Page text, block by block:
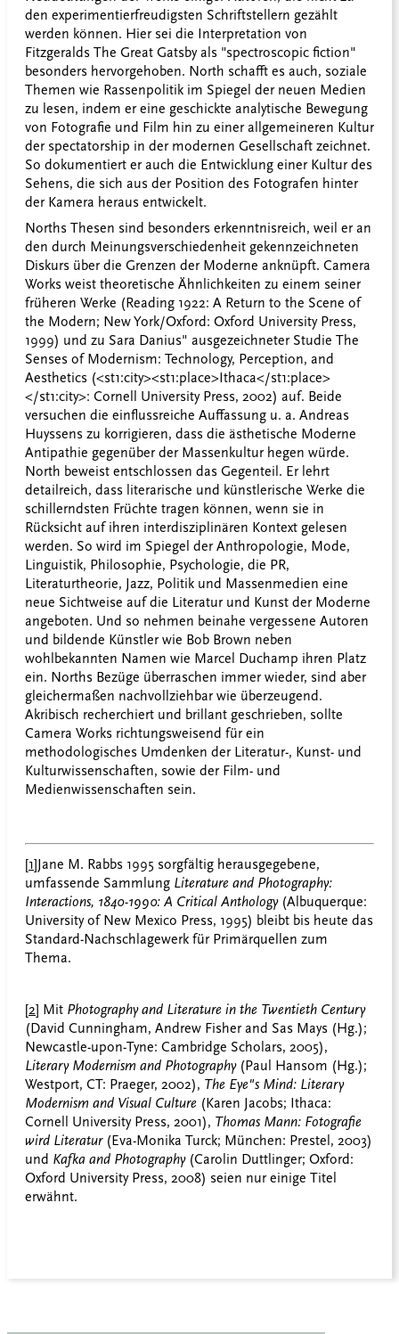
den experimentierfreudigsten Schriftstellern gezählt
werden können. Hier sei die Interpretation von
Fitzgeralds The Great Gatsby als "spectroscopic fiction"
besonders hervorgehoben. North schafft es auch, soziale
Themen wie Rassenpolitik im Spiegel der neuen Medien
zu lesen, indem er eine geschickte analytische Bewegung
von Fotografie und Film hin zu einer allgemeineren Kultur
der spectatorship in der modernen Gesellschaft zeichnet.
So dokumentiert er auch die Entwicklung einer Kultur des
Sehens, die sich aus der Position des Fotografen hinter
der Kamera heraus entwickelt.
Norths Thesen sind besonders erkenntnisreich, weil er an
den durch Meinungsverschiedenheit gekennzeichneten
Diskurs über die Grenzen der Moderne anknüpft. Camera
Works weist theoretische Ähnlichkeiten zu einem seiner
früheren Werke (Reading 1922: A Return to the Scene of
the Modern; New York/Oxford: Oxford University Press,
1999) und zu Sara Danius" ausgezeichneter Studie The
Senses of Modernism: Technology, Perception, and
Aesthetics (<st1:city><st1:place>Ithaca</st1:place>
</st1:city>: Cornell University Press, 2002) auf. Beide
versuchen die einflussreiche Auffassung u. a. Andreas
Huyssens zu korrigieren, dass die ästhetische Moderne
Antipathie gegenüber der Massenkultur hegen würde.
North beweist entschlossen das Gegenteil. Er lehrt
detailreich, dass literarische und künstlerische Werke die
schillerndsten Früchte tragen können, wenn sie in
Rücksicht auf ihren interdisziplinären Kontext gelesen
werden. So wird im Spiegel der Anthropologie, Mode,
Linguistik, Philosophie, Psychologie, die PR,
Literaturtheorie, Jazz, Politik und Massenmedien eine
neue Sichtweise auf die Literatur und Kunst der Moderne
angeboten. Und so nehmen beinahe vergessene Autoren
und bildende Künstler wie Bob Brown neben
wohlbekannten Namen wie Marcel Duchamp ihren Platz
ein. Norths Bezüge überraschen immer wieder, sind aber
gleichermaßen nachvollziehbar wie überzeugend.
Akribisch recherchiert und brillant geschrieben, sollte
Camera Works richtungsweisend für ein
methodologisches Umdenken der Literatur-, Kunst- und
Kulturwissenschaften, sowie der Film- und
Medienwissenschaften sein.
[1] Jane M. Rabbs 1995 sorgfältig herausgegebene,
umfassende Sammlung Literature and Photography:
Interactions, 1840-1990: A Critical Anthology(Albuquerque:
University of New Mexico Press, 1995) bleibt bis heute das
Standard-Nachschlagewerk für Primärquellen zum
Thema.
[2] Mit Photography and Literature in the Twentieth Century
(David Cunningham, Andrew Fisher and Sas Mays (Hg.);
Newcastle-upon-Tyne: Cambridge Scholars, 2005),
Literary Modernism and Photography(Paul Hansom (Hg.);
Westport, CT: Praeger, 2002), The Eye"s Mind: Literary
Modernism and Visual Culture (Karen Jacobs; Ithaca:
Cornell University Press, 2001), Thomas Mann: Fotografie
wird Literatur(Eva-Monika Turck; München: Prestel, 2003)
und Kafka and Photography(Carolin Duttlinger; Oxford:
Oxford University Press, 2008) seien nur einige Titel
erwähnt.